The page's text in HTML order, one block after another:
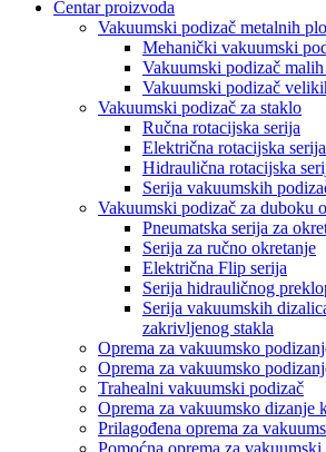
Centar proizvoda
Vakuumski podizač metalnih
Mehanički vakuumski
Vakuumski podizač
Vakuumski podizač
Vakuumski podizač za staklo
Ručna rotacijska serija
Električna rotacijska serija
Hidraulična rotacijska
Serija vakuumskih
Vakuumski podizač za duboku
Pneumatska serija za
Serija za ručno okretanje
Električna Flip serija
Serija hidrauličnog
Serija vakuumskih
zakrivljenog stakla
Oprema za vakuumsko
Oprema za vakuumsko
Trahealni vakuumski podizač
Oprema za vakuumsko dizanje
Prilagođena oprema za
Pomoćna oprema za